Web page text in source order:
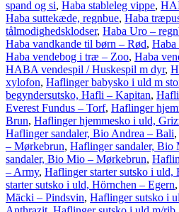
spand og si, Haba stableleg vippe,
Haba suttekæde, regnbue, Haba
tålmodighedsklodser, Haba Uro –
Haba vandkande til børn – Rød,
Haba vendebog i træ – Zoo, Haba
HABA vendespil / Huskespil m dyr,
xylofon, Haflinger babysko i uld m
begyndersutsko, Hafli – Kapitan,
Everest Fundus – Torf, Haflinger
Brun, Haflinger hjemmesko i uld,
Haflinger sandaler, Bio Andrea – Bali,
– Mørkebrun, Haflinger sandaler, Bio
sandaler, Bio Mio – Mørkebrun,
– Army, Haflinger starter sutsko i uld,
starter sutsko i uld, Hörnchen – Egern,
Mäcki – Pindsvin, Haflinger sutsko i